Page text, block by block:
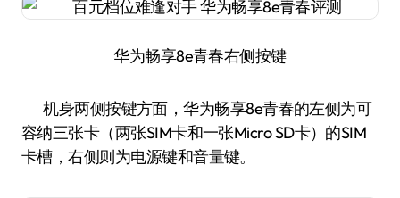
华为畅享8e青春右侧按键
机身两侧按键方面，华为畅享8e青春的左侧为可
容纳三张卡（两张SIM卡和一张Micro SD卡）的SIM
卡槽，右侧则为电源键和音量键。